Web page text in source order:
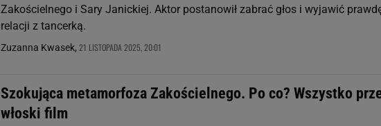
Zakościelnego i Sary Janickiej. Aktor postanowił zabrać głos i wyjawić
relacji z tancerką.
Zuzanna Kwasek, 21 LISTOPADA 2025, 20:01
Szokująca metamorfoza Zakościelnego. Po co? Wszystko
włoski film